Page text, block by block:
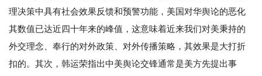
理决策中具有社会效果反馈和预警功能，美国对华舆论的恶化
其数值已达近四十年来的峰值，这意味着近来我们对美秉持的
外交理念、奉行的对外政策、对外传播策略，其效果是大打折
扣的。其次，韩运荣指出中美舆论交锋通常是美方先提出事